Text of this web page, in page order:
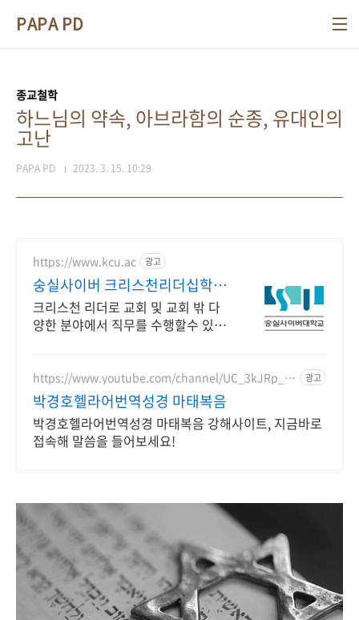
PAPA PD
종교철학
하느님의 약속, 아브라함의 순종, 유대인의
고난
PAPA PD 2023. 3. 15. 10:29
https://www.kcu.ac 광고
숭실사이버 크리스천리더십학과
신편입생 모집 중!
크리스천 리더로 교회 및 교회 밖 다
양한 분야에서 직무를 수행할수 있는
온라인강의!
https://www.youtube.com/channel/UC_3kJRp_8
h9zE-OuijICG3A
광고
박경호헬라어번역성경 마태복음
박경호헬라어번역성경 마태복음 강해사이트, 지금바로
접속해 말씀을 들어보세요!